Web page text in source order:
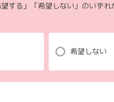
ーネット環境にてお申込みをお
については責任を負いかねま
する」「希望しない」のいずれ
希望しない